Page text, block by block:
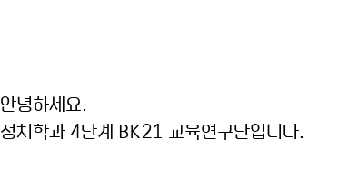
안녕하세요.
정치학과 4단계 BK21 교육연구단입니다.